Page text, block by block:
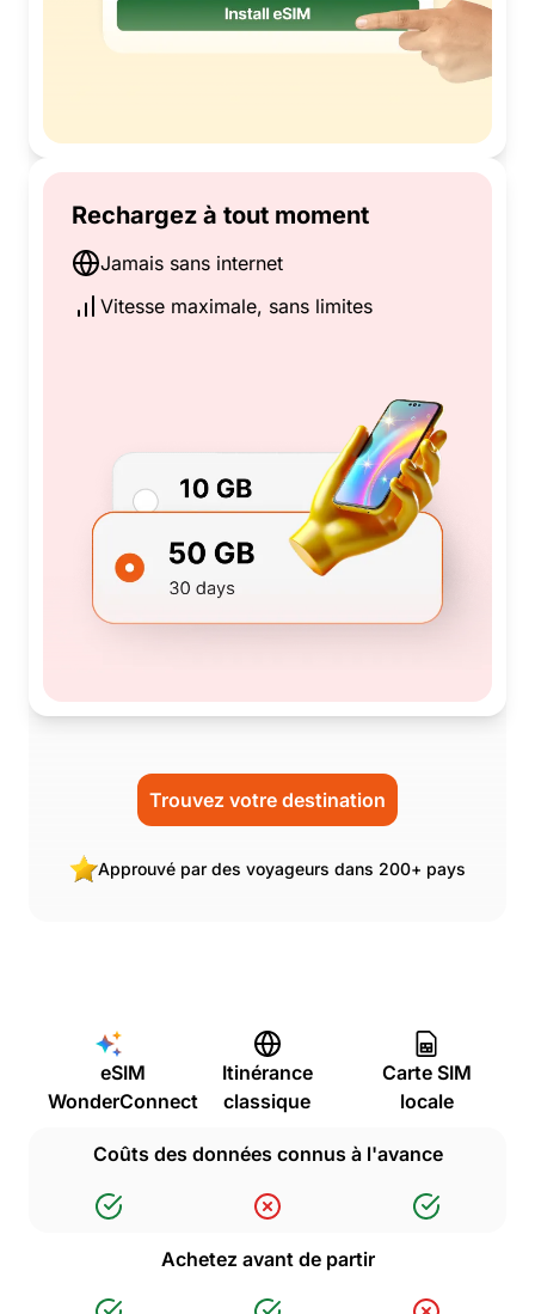
Rechargez à tout moment
Jamais sans internet
Vitesse maximale, sans limites
Trouvez votre destination
Approuvé par des voyageurs dans 200+ pays
eSIM
WonderConnect
Itinérance
classique
Carte SIM
locale
Coûts des données connus à l'avance
Achetez avant de partir